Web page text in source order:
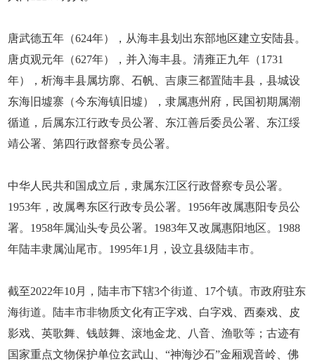
唐武德五年（624年），从海丰县划出东部地区建立安陆县。
唐贞观元年（627年），并入海丰县。清雍正九年（1731
年），析海丰县属坊廓、石帆、吉康三都置陆丰县，县城设
东海旧墟寨（今东海镇旧墟），隶属惠州府，民国初期属潮
循道，后属东江行政专员公署、东江善后委员公署、东江绥
靖公署、第四行政督察专员公署。
中华人民共和国成立后，隶属东江区行政督察专员公署。
1953年，改属粤东区行政专员公署。1956年改属惠阳专员公
署。1958年属汕头专员公署。1983年又改属惠阳地区。1988
年陆丰隶属汕尾市。1995年1月，设立县级陆丰市。
截至2022年10月，陆丰市下辖3个街道、17个镇。市政府驻东
海街道。陆丰市非物质文化有正字戏、白字戏、西秦戏、皮
影戏、英歌舞、钱鼓舞、滚地金龙、八音、渔歌等；古迹有
国家重点文物保护单位玄武山、“神海沙石”金厢观音岭、佛